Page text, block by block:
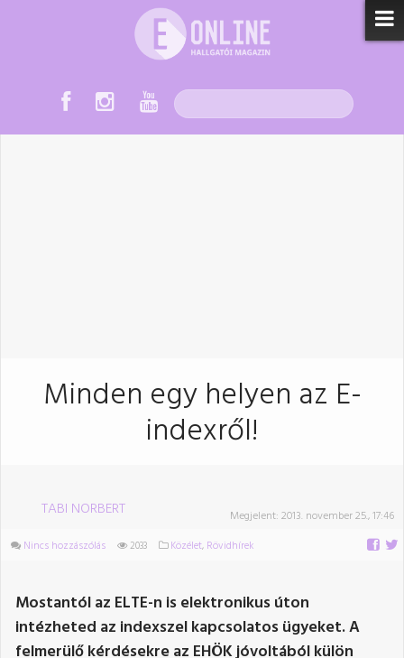
Minden egy helyen az E-
indexről!
TABI NORBERT Megjelent: 2013. november 25., 17:46
Nincs hozzászólás 2033 Közélet, Rövidhírek
Mostantól az ELTE-n is elektronikus úton
intézheted az indexszel kapcsolatos ügyeket. A
felmerülő kérdésekre az EHÖK jóvoltából külön